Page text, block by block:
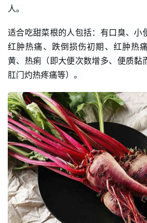
人。
适合吃甜菜根的人包括：有口臭、小
红肿热痛、跌倒损伤初期、红肿热
黄、热痢（即大便次数增多、便质黏
肛门灼热疼痛等）。